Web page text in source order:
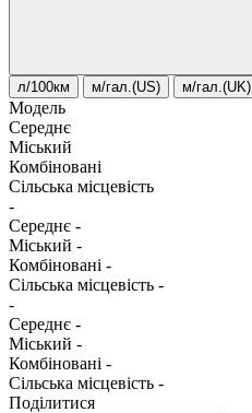
л/100км м/гал.(US) м/гал.(UK)
Модель
Середнє
Міський
Комбіновані
Сільська місцевість
-
Середнє -
Міський -
Комбіновані -
Сільська місцевість -
-
Середнє -
Міський -
Комбіновані -
Сільська місцевість -
Поділитися